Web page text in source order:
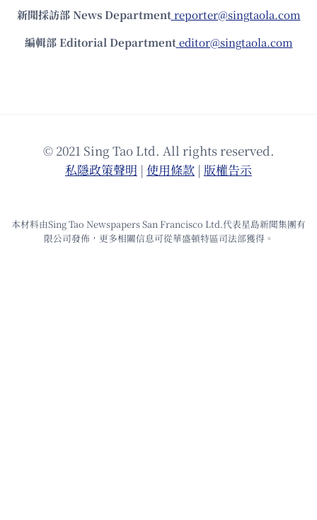
新聞採訪部 News Department reporter@singtaola.com
編輯部 Editorial Department editor@singtaola.com
© 2021 Sing Tao Ltd. All rights reserved.
私隱政策聲明 | 使⽤條款 | 版權告⽰
本材料由Sing Tao Newspapers San Francisco Ltd.代表星島新聞集團有
限公司發佈，更多相關信息可從華盛頓特區司法部獲得。